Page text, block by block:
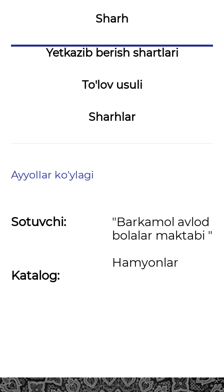
Sharh
Yetkazib berish shartlari
To'lov usuli
Sharhlar
Ayyollar ko'ylagi
Sotuvchi:
Katalog:
"Barkamol avlod
bolalar maktabi "
Hamyonlar